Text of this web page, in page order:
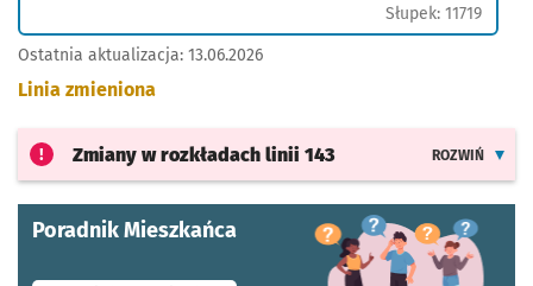
Słupek: 11719
Ostatnia aktualizacja: 13.06.2026
Linia zmieniona
Zmiany w rozkładach linii 143 ROZWIŃ
Poradnik Mieszkańca